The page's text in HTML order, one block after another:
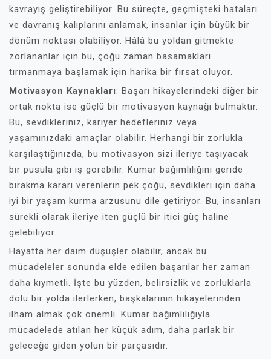
kavrayış geliştirebiliyor. Bu süreçte, geçmişteki hataları
ve davranış kalıplarını anlamak, insanlar için büyük bir
dönüm noktası olabiliyor. Hâlâ bu yoldan gitmekte
zorlananlar için bu, çoğu zaman basamakları
tırmanmaya başlamak için harika bir fırsat oluyor.
Motivasyon Kaynakları: Başarı hikayelerindeki diğer bir
ortak nokta ise güçlü bir motivasyon kaynağı bulmaktır.
Bu, sevdikleriniz, kariyer hedefleriniz veya
yaşamınızdaki amaçlar olabilir. Herhangi bir zorlukla
karşılaştığınızda, bu motivasyon sizi ileriye taşıyacak
bir pusula gibi iş görebilir. Kumar bağımlılığını geride
bırakma kararı verenlerin pek çoğu, sevdikleri için daha
iyi bir yaşam kurma arzusunu dile getiriyor. Bu, insanları
sürekli olarak ileriye iten güçlü bir itici güç haline
gelebiliyor.
Hayatta her daim düşüşler olabilir, ancak bu
mücadeleler sonunda elde edilen başarılar her zaman
daha kıymetli. İşte bu yüzden, belirsizlik ve zorluklarla
dolu bir yolda ilerlerken, başkalarının hikayelerinden
ilham almak çok önemli. Kumar bağımlılığıyla
mücadelede atılan her küçük adım, daha parlak bir
geleceğe giden yolun bir parçasıdır.